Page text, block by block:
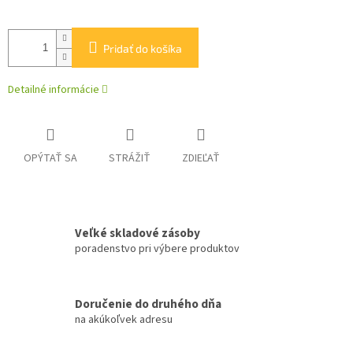
Pridať do košíka
Detailné informácie
OPÝTAŤ SA STRÁŽIŤ ZDIEĽAŤ
Veľké skladové zásoby
poradenstvo pri výbere produktov
Doručenie do druhého dňa
na akúkoľvek adresu